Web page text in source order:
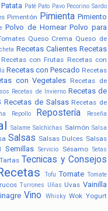
Patata Paté Pato Pavo Pecorino Sardo
Pimentón Pimienta Pimiento
Polvo de Hornear Polvo para
Queso Crema Queso de
Recetas Calientes Recetas
Recetas con Frutas Recetas con
Recetas con Pescado Recetas
con Vegetales Recetas de
Recetas de Invierno Recetas de
Recetas de Salsas Recetas de
Repollo Repostería Reseña
Salame Salchichas Salmón Salsa
Salsas Salsas Dulces Salsas
Semillas Servicio Sésamo Setas
Tartas Tecnicas y Consejos
Tofu Tomate Tomate
Turrones Uñas Uvas Vainilla
Vino Whisky Wok Yogurt